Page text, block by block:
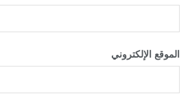
الموقع الإلكتروني